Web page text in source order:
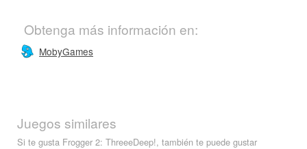
Obtenga más información en:
MobyGames
Juegos similares
Si te gusta Frogger 2: ThreeeDeep!, también te puede gustar